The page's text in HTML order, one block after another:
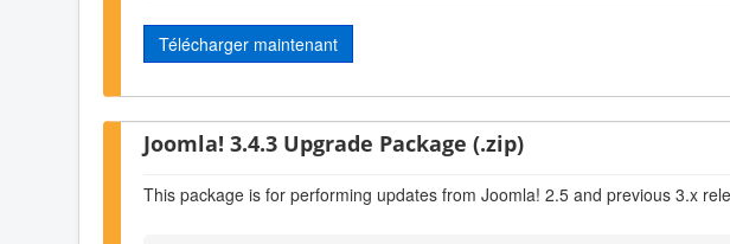
Télécharger maintenant
Joomla! 3.4.3 Upgrade Package (.zip)
This package is for performing updates from Joomla! 2.5 and previous 3.x